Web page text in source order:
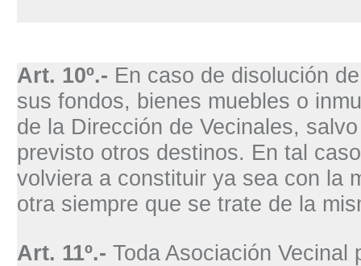
Art. 10º.- En caso de disolución
sus fondos, bienes muebles o
de la Dirección de Vecinales,
previsto otros destinos. En tal
volviera a constituir ya sea con la
otra siempre que se trate de la
Art. 11º.- Toda Asociación Vecinal